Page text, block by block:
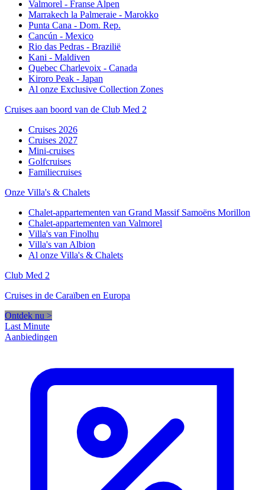
Valmorel - Franse Alpen
Marrakech la Palmeraie - Marokko
Punta Cana - Dom. Rep.
Cancún - Mexico
Rio das Pedras - Brazilië
Kani - Maldiven
Quebec Charlevoix - Canada
Kiroro Peak - Japan
Al onze Exclusive Collection Zones
Cruises aan boord van de Club Med 2
Cruises 2026
Cruises 2027
Mini-cruises
Golfcruises
Familiecruises
Onze Villa's & Chalets
Chalet-appartementen van Grand Massif Samoëns Morillon
Chalet-appartementen van Valmorel
Villa's van Finolhu
Villa's van Albion
Al onze Villa's & Chalets
Club Med 2
Cruises in de Caraïben en Europa
Ontdek nu >
Last Minute
Aanbiedingen